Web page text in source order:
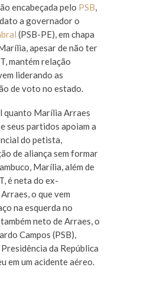
encabeçada pelo PSB,
a governador o
(PSB-PE), em chapa
apesar de não ter
mantém relação
liderando as
de voto no estado.
quanto Marília Arraes
e seus partidos apoiam a
do petista,
de aliança sem formar
Marília, além de
é neta do ex-
o que vem
na esquerda no
neto de Arraes, o
Campos (PSB),
da República
em um acidente aéreo.